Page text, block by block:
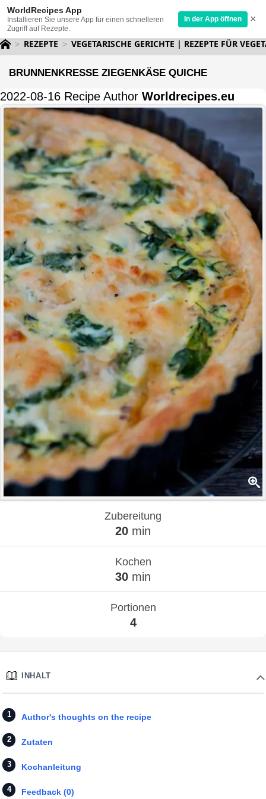
WorldRecipes App
Installieren Sie unsere App für einen schnelleren
Zugriff auf Rezepte.
In der App öffnen ×
REZEPTE VEGETARISCHE GERICHTE | REZEPTE FÜR
BRUNNENKRESSE ZIEGENKÄSE QUICHE
2022-08-16 Recipe Author Worldrecipes.eu
Zubereitung
20 min
Kochen
30 min
Portionen
4
INHALT
Author's thoughts on the recipe
Zutaten
Kochanleitung
Feedback (0)